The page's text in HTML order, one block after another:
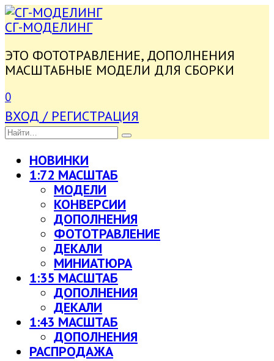
ПЕРЕЙТИ
К
СГ-МОДЕЛИНГ
ЭТО ФОТОТРАВЛЕНИЕ, ДОПОЛНЕНИЯ
МАСШТАБНЫЕ МОДЕЛИ ДЛЯ СБОРКИ
0
ВХОД / РЕГИСТРАЦИЯ
SEARCH
FOR:
НОВИНКИ
1:72 МАСШТАБ
МОДЕЛИ
КОНВЕРСИИ
ДОПОЛНЕНИЯ
ФОТОТРАВЛЕНИЕ
ДЕКАЛИ
МИНИАТЮРА
1:35 МАСШТАБ
ДОПОЛНЕНИЯ
ДЕКАЛИ
1:43 МАСШТАБ
ДОПОЛНЕНИЯ
РАСПРОДАЖА